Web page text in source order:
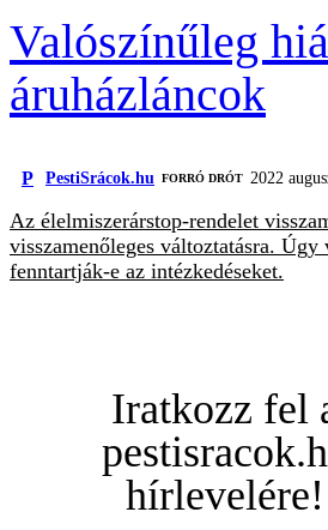
Valószínűleg
áruházláncok
P PestiSrácok.hu FORRÓ DRÓT 2022
Az élelmiszerárstop-rendelet
visszamenőleges változtatásra.
fenntartják-e az intézkedéseket.
Iratkozz fel
hírlevelére!